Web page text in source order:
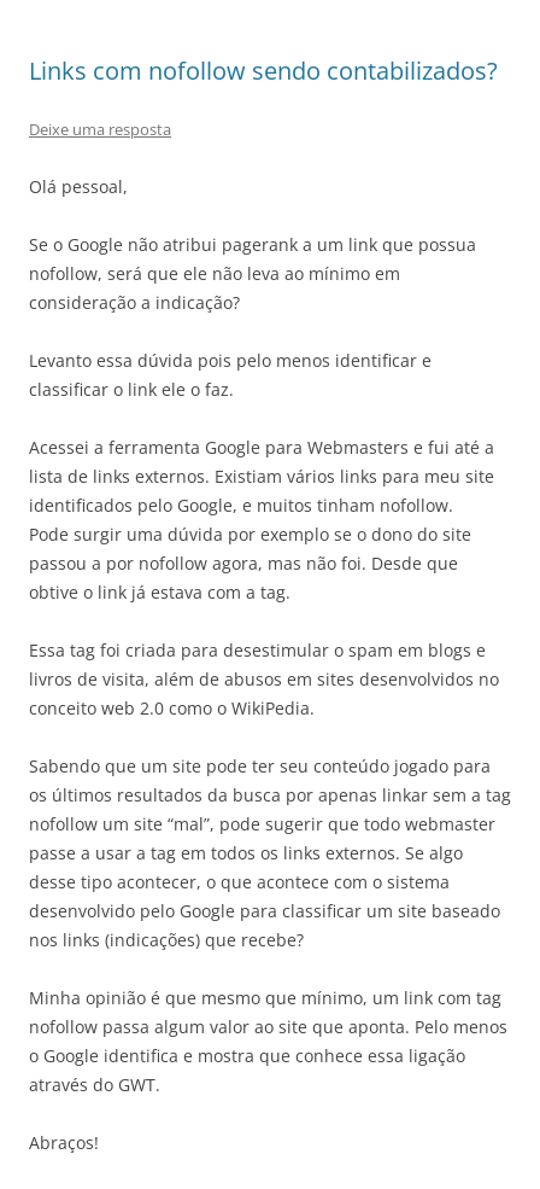
Links com nofollow sendo contabilizados?
Deixe uma resposta
Olá pessoal,
Se o Google não atribui pagerank a um link que possua
nofollow, será que ele não leva ao mínimo em
consideração a indicação?
Levanto essa dúvida pois pelo menos identificar e
classificar o link ele o faz.
Acessei a ferramenta Google para Webmasters e fui até a
lista de links externos. Existiam vários links para meu site
identificados pelo Google, e muitos tinham nofollow.
Pode surgir uma dúvida por exemplo se o dono do site
passou a por nofollow agora, mas não foi. Desde que
obtive o link já estava com a tag.
Essa tag foi criada para desestimular o spam em blogs e
livros de visita, além de abusos em sites desenvolvidos no
conceito web 2.0 como o WikiPedia.
Sabendo que um site pode ter seu conteúdo jogado para
os últimos resultados da busca por apenas linkar sem a tag
nofollow um site “mal”, pode sugerir que todo webmaster
passe a usar a tag em todos os links externos. Se algo
desse tipo acontecer, o que acontece com o sistema
desenvolvido pelo Google para classificar um site baseado
nos links (indicações) que recebe?
Minha opinião é que mesmo que mínimo, um link com tag
nofollow passa algum valor ao site que aponta. Pelo menos
o Google identifica e mostra que conhece essa ligação
através do GWT.
Abraços!